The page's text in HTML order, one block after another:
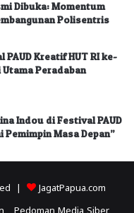
Dibuka: Momentum
Polisentris
Kreatif HUT RI ke-
Peradaban
Indou di Festival PAUD
Masa Depan”
| JagatPapua.com
Pedoman Media Siber